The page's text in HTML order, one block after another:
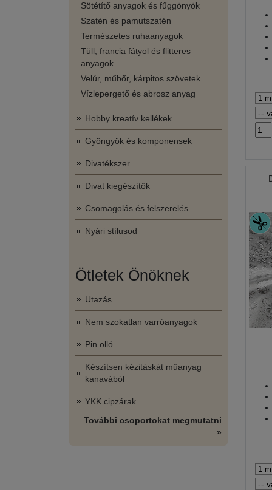
Sötétítő anyagok és fűggönyök
Szatén és pamutszatén
Természetes ruhaanyagok
Tüll, francia fátyol és flitteres
anyagok
Velúr, műbőr, kárpitos szövetek
Vízlepergető és abrosz anyag
Hobby kreatív kellékek
Gyöngyök és komponensek
Divatékszer
Divat kiegészítők
Csomagolás és felszerelés
Nyári stílusod
Ötletek Önöknek
Utazás
Nem szokatlan varróanyagok
Pin olló
Készítsen kézitáskát műanyag
kanavából
YKK cipzárak
További csoportokat megmutatni
»